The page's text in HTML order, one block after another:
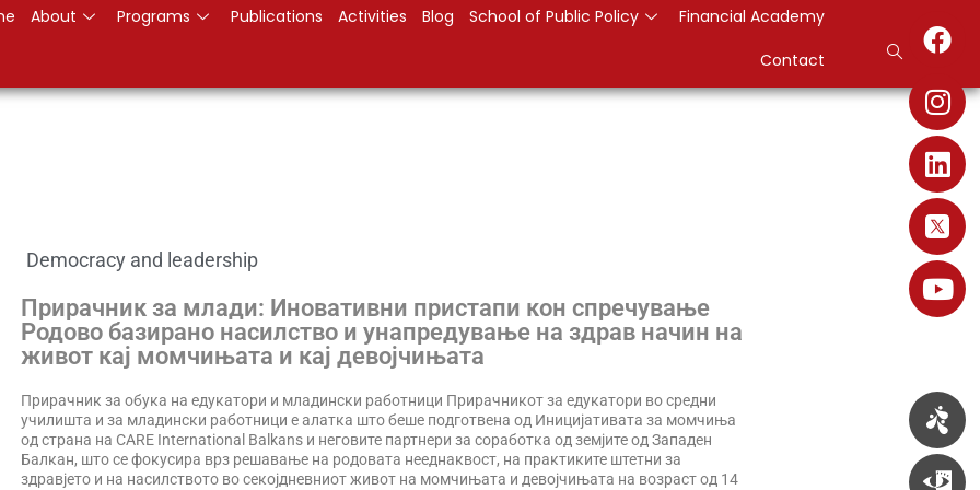
About Programs Publications Activities Blog School of Public Policy
Financial Academy
Contact
Democracy and leadership
Прирачник за млади: Иновативни пристапи кон спречување
Родово базирано насилство и унапредување на здрав начин на
живот кај момчињата и кај девојчињата
Прирачник за обука на едукатори и младински работници Прирачникот за едукатори во средни
училишта и за младински работници е алатка што беше подготвена од Иницијативата за момчиња
од страна на CARE International Balkans и неговите партнери за соработка од земјите од Западен
Балкан, што се фокусира врз решавање на родовата нееднаквост, на практиките штетни за
здравјето и на насилството во секојдневниот живот на момчињата и девојчињата на возраст од 14